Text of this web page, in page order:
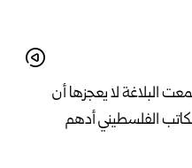
البلاغة لا يعجزها أن
الفلسطيني أدهم